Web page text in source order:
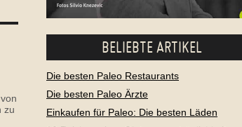
zu
BELIEBTE ARTIKEL
Die besten Paleo Restaurants
Die besten Paleo Ärzte
Einkaufen für Paleo: Die besten Läden